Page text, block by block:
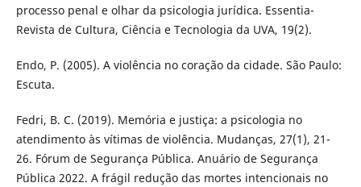
processo penal e olhar da psicologia jurídica. Essentia-
Revista de Cultura, Ciência e Tecnologia da UVA, 19(2).
Endo, P. (2005). A violência no coração da cidade. São Paulo:
Escuta.
Fedri, B. C. (2019). Memória e justiça: a psicologia no
atendimento às vítimas de violência. Mudanças, 27(1), 21-
26. Fórum de Segurança Pública. Anuário de Segurança
Pública 2022. A frágil redução das mortes intencionais no